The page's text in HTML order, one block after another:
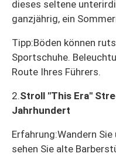
dieses seltene
ganzjährig, ein
Tipp:Böden können
Sportschuhe.
Route Ihres Führers.
2.Stroll "This Era"
Jahrhundert
Erfahrung:Wandern
sehen Sie alte